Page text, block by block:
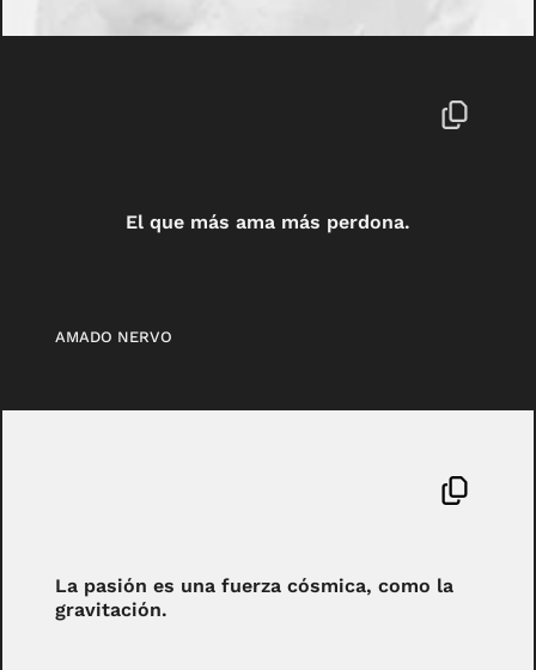
El que más ama más perdona.
AMADO NERVO
La pasión es una fuerza cósmica, como la
gravitación.